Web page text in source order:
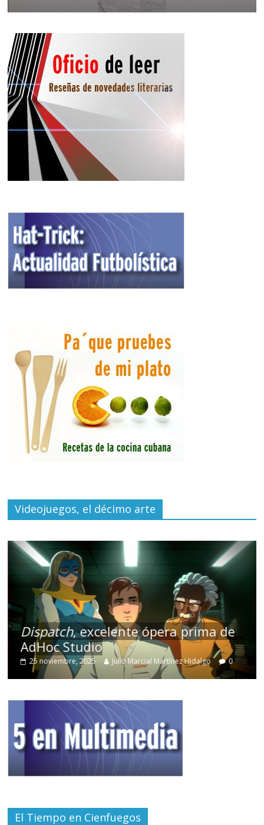
Videojuegos, el décimo arte
Dispatch, excelente ópera prima de
AdHoc Studio
25 noviembre, 2025 Julio Marcial Martínez Hidalgo 0
El Tiempo en Cienfuegos